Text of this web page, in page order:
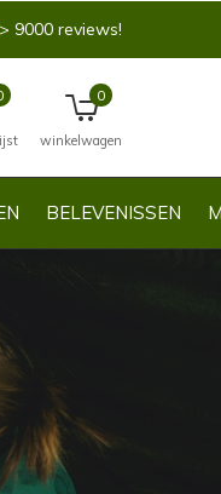
BELEVENISSEN
winkelwagen
0
> 9000 reviews!